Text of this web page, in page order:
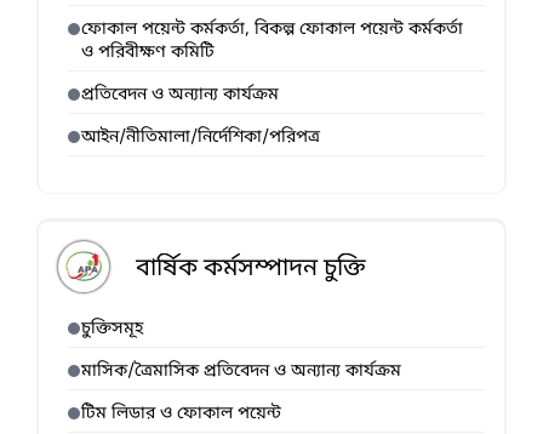
ফোকাল পয়েন্ট কর্মকর্তা, বিকল্প ফোকাল পয়েন্ট কর্মকর্তা
ও পরিবীক্ষণ কমিটি
প্রতিবেদন ও অন্যান্য কার্যক্রম
আইন/নীতিমালা/নির্দেশিকা/পরিপত্র
বার্ষিক কর্মসম্পাদন চুক্তি
চুক্তিসমূহ
মাসিক/ত্রৈমাসিক প্রতিবেদন ও অন্যান্য কার্যক্রম
টিম লিডার ও ফোকাল পয়েন্ট